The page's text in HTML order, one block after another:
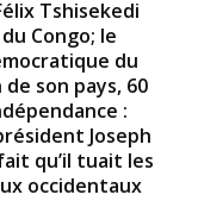
Tshisekedi
Congo; le
du
son pays, 60
:
Joseph
qu’il tuait les
occidentaux